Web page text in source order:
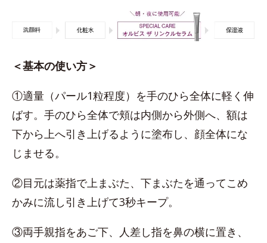
＜基本の使い方＞
①適量（パール1粒程度）を手のひら全体に軽く伸
ばす。手のひら全体で頬は内側から外側へ、額は
下から上へ引き上げるように塗布し、顔全体にな
じませる。
②目元は薬指で上まぶた、下まぶたを通ってこめ
かみに流し引き上げて3秒キープ。
③両手親指をあご下、人差し指を鼻の横に置き、